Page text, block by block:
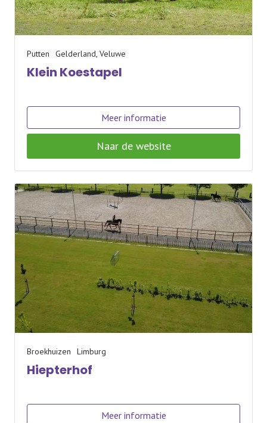
Putten Gelderland, Veluwe
Klein Koestapel
Meer informatie
Naar de website
Broekhuizen Limburg
Hiepterhof
Meer informatie